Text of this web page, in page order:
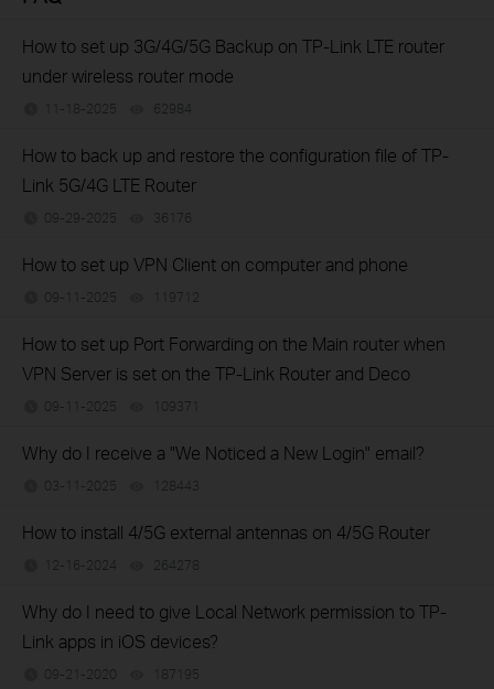
How to set up 3G/4G/5G Backup on TP-Link LTE router
under wireless router mode
11-18-2025 62984
How to back up and restore the configuration file of TP-
Link 5G/4G LTE Router
09-29-2025 36176
How to set up VPN Client on computer and phone
09-11-2025 119712
How to set up Port Forwarding on the Main router when
VPN Server is set on the TP-Link Router and Deco
09-11-2025 109371
Why do I receive a "We Noticed a New Login" email?
03-11-2025 128443
How to install 4/5G external antennas on 4/5G Router
12-16-2024 264278
Why do I need to give Local Network permission to TP-
Link apps in iOS devices?
09-21-2020 187195